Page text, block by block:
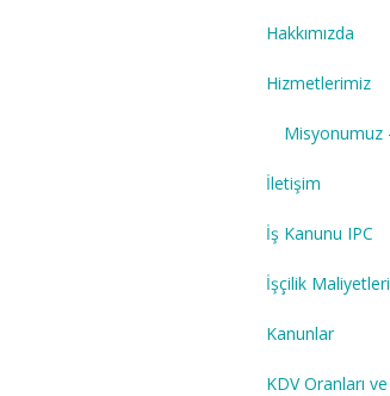
Hakkımızda
Hizmetlerimiz
Misyonumuz
İletişim
İş Kanunu IPC
İşçilik Maliyetleri
Kanunlar
KDV Oranları